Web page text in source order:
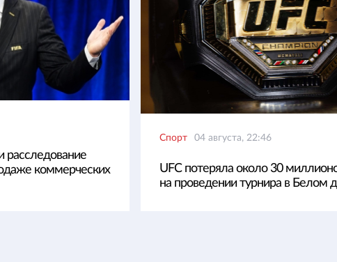
расследование
коммерческих
Спорт 04 августа, 22:46
UFC потеряла около 30
на проведении турнира в Белом